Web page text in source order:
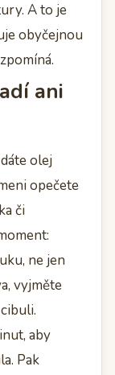
A to je
obyčejnou
ani
olej
opečete
či
ne jen
vyjměte
aby
Pak